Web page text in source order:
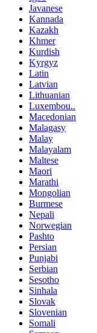
Javanese
Kannada
Kazakh
Khmer
Kurdish
Kyrgyz
Latin
Latvian
Lithuanian
Luxembou..
Macedonian
Malagasy
Malay
Malayalam
Maltese
Maori
Marathi
Mongolian
Burmese
Nepali
Norwegian
Pashto
Persian
Punjabi
Serbian
Sesotho
Sinhala
Slovak
Slovenian
Somali